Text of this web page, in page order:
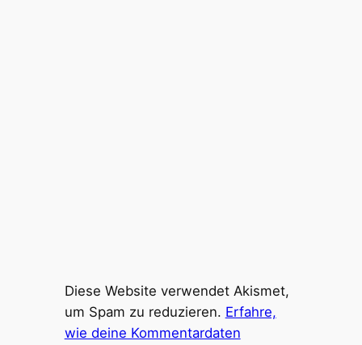
Diese Website verwendet Akismet,
um Spam zu reduzieren. Erfahre,
wie deine Kommentardaten